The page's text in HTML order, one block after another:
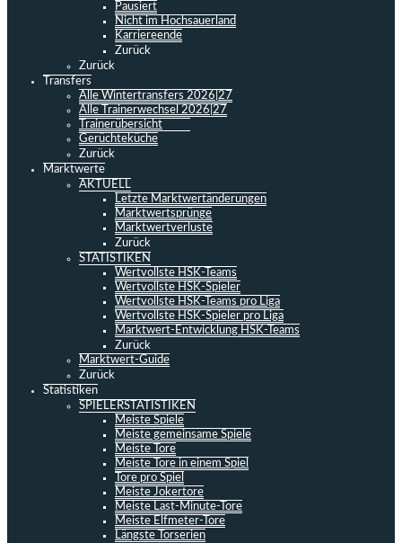
Pausiert
Nicht im Hochsauerland
Karriereende
Zurück
Zurück
Transfers
Alle Wintertransfers 2026|27
Alle Trainerwechsel 2026|27
Trainerübersicht
Gerüchteküche
Zurück
Marktwerte
AKTUELL
Letzte Marktwertänderungen
Marktwertsprünge
Marktwertverluste
Zurück
STATISTIKEN
Wertvollste HSK-Teams
Wertvollste HSK-Spieler
Wertvollste HSK-Teams pro Liga
Wertvollste HSK-Spieler pro Liga
Marktwert-Entwicklung HSK-Teams
Zurück
Marktwert-Guide
Zurück
Statistiken
SPIELERSTATISTIKEN
Meiste Spiele
Meiste gemeinsame Spiele
Meiste Tore
Meiste Tore in einem Spiel
Tore pro Spiel
Meiste Jokertore
Meiste Last-Minute-Tore
Meiste Elfmeter-Tore
Längste Torserien